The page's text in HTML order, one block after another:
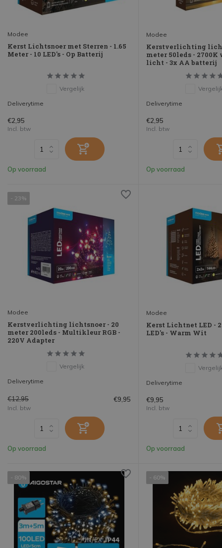
Modee
Kerst Lichtsnoer met Sterren - 1.65
Meter - 10 LED's - Op Batterij
Vergelijk
Deliverytime
€2,95
Incl. btw
Op voorraad
Modee
Kerstverlichting
meter 50leds -
licht - 3x AA batterij
Deliverytime
€2,95
Incl. btw
Op voorraad
- 23%
Modee
Kerstverlichting lichtsnoer - 20
meter 200leds - Multikleur RGB -
220V Adapter
Vergelijk
Deliverytime
€12,95 €9,95
Incl. btw
Op voorraad
Modee
Kerst Lichtnet LED -
LED's - Warm Wit
Deliverytime
€9,95
Incl. btw
Op voorraad
- 80% - 60%